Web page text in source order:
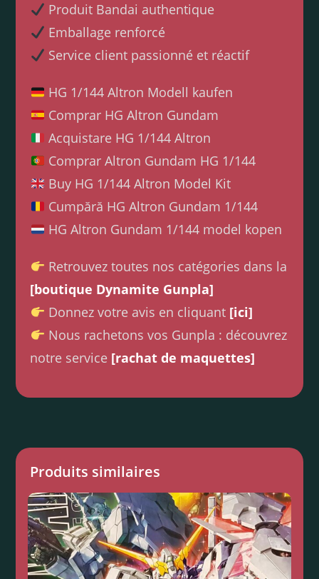
Produit Bandai authentique
Emballage renforcé
Service client passionné et réactif
HG 1/144 Altron Modell kaufen
Comprar HG Altron Gundam
Acquistare HG 1/144 Altron
Comprar Altron Gundam HG 1/144
Buy HG 1/144 Altron Model Kit
Cumpără HG Altron Gundam 1/144
HG Altron Gundam 1/144 model kopen
Retrouvez toutes nos catégories dans la
[boutique Dynamite Gunpla]
Donnez votre avis en cliquant [ici]
Nous rachetons vos Gunpla : découvrez
notre service [rachat de maquettes]
Produits similaires